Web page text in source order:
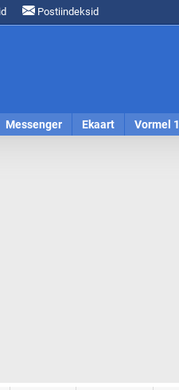
Postiindeksid
Messenger Ekaart Vormel 1